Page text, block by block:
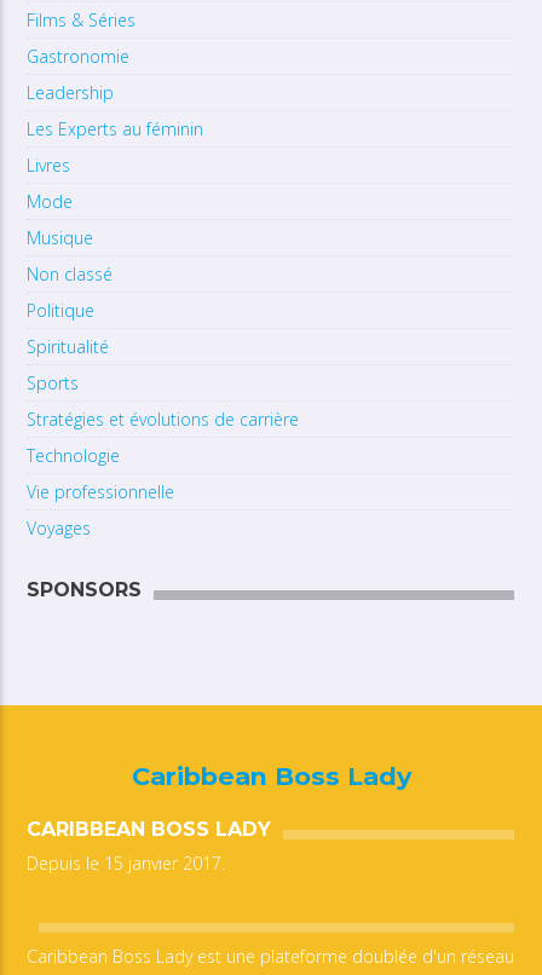
Films & Séries
Gastronomie
Leadership
Les Experts au féminin
Livres
Mode
Musique
Non classé
Politique
Spiritualité
Sports
Stratégies et évolutions de carrière
Technologie
Vie professionnelle
Voyages
SPONSORS
Caribbean Boss Lady
CARIBBEAN BOSS LADY
Depuis le 15 janvier 2017.
Caribbean Boss Lady est une plateforme doublée d'un réseau